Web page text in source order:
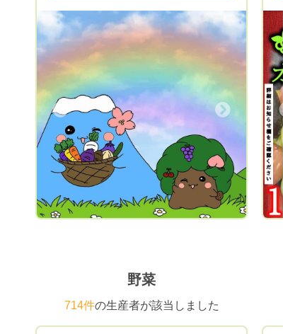
アルプスの雪解け水をふんだんに使い、栽
培期間中は農薬を使っていません。
（「無農薬」という表記は使ってはいけな
いためこのような表現となっています）
また化学肥料は一切使用せず有機質肥料で
育んでいます！ 安心して食べられる美味
しいかけはし農園のおすすめ野菜をご家庭
へお届けします。 ご縁がございましたら
ぜひご利用ください。 皆さまのリクエス
トを心よりお待ちしております😊 ※夏季
は野菜や果物の鮮度が落ちやすいのでクー
ル便(+400円)にて発送しております。 ※送
料込みの場合は、リクエスト金額より送料
をお引きした金額にて商品をお詰めして発
Next
野菜
714件の生産者が該当しました